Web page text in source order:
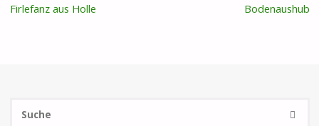
Firlefanz aus Holle
Bodenaushub
SUCHE